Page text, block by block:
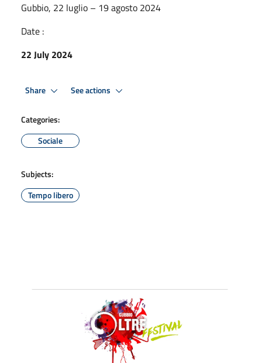
Gubbio, 22 luglio – 19 agosto 2024
Date :
22 July 2024
Share See actions
Categories:
Sociale
Subjects:
Tempo libero